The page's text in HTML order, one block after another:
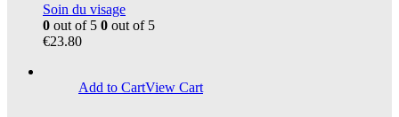
Soin du visage
0 out of 5 0 out of 5
€23.80
Add to CartView Cart